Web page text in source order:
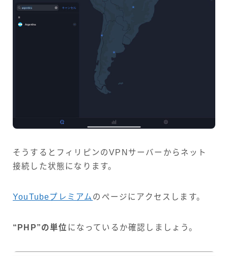
そうするとフィリピンのVPNサーバーからネット
接続した状態になります。
YouTubeプレミアム のぺージにアクセスします。
“PHP”の単位 になっているか確認しましょう。